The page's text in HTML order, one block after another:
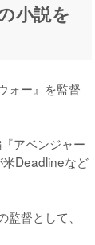
小説を
ォー』を監督
アベンジャー
米Deadlineなど
督として、